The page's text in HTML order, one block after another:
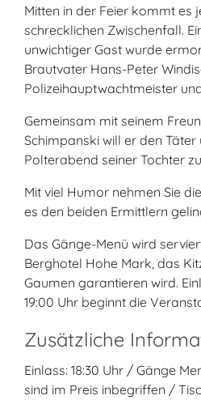
Mitten in der Feier kommt es
schrecklichen Zwischenfall.
unwichtiger Gast wurde
Brautvater Hans-Peter
Polizeihauptwachtmeister
Gemeinsam mit seinem
Schimpanski will er den
Polterabend seiner Tochter
Mit viel Humor nehmen Sie
es den beiden Ermittlern
Das Gänge-Menü wird
Berghotel Hohe Mark, das
Gaumen garantieren wird.
19:00 Uhr beginnt die
Zusätzliche
Einlass: 18:30 Uhr / Gänge
sind im Preis inbegriffen /